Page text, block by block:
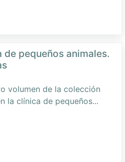
de pequeños animales.
volumen de la colección
la clínica de pequeños...